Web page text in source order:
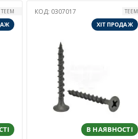
TEEM
КОД: 0307017
TEEM
ХІТ ПРОДАЖ
В НАЯВНОСТІ